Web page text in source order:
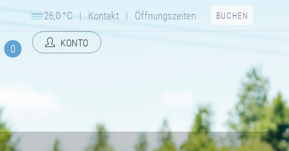
26,0 °C | Kontakt | Öffnungszeiten BUCHEN
0 KONTO